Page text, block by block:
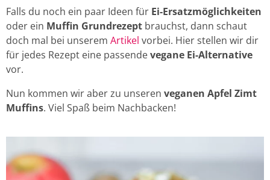
Falls du noch ein paar Ideen für Ei-Ersatzmöglichkeiten
oder ein Muffin Grundrezept brauchst, dann schaut
doch mal bei unserem Artikel vorbei. Hier stellen wir dir
für jedes Rezept eine passendevegane Ei-Alternative
vor.
Nun kommen wir aber zu unseren veganen Apfel Zimt
Muffins. Viel Spaß beim Nachbacken!